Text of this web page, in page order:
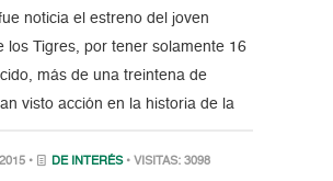
noticia el estreno del joven
los Tigres, por tener solamente 16
más de una treintena de
visto acción en la historia de la
• DE INTERÉS • VISITAS: 3098